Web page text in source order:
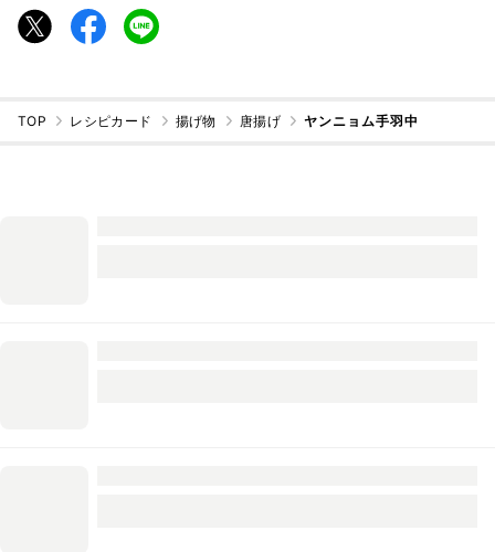
TOP レシピカード 揚げ物 唐揚げ ヤンニョム手羽中